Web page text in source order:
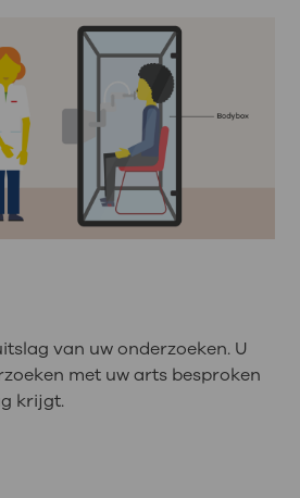
van uw onderzoeken. U
met uw arts besproken
krijgt.